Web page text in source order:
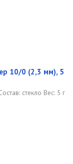
10/0 (2,3 мм), 5
стекло Вес: 5 г